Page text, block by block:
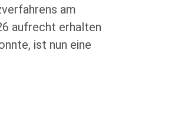
am
aufrecht erhalten
ist nun eine